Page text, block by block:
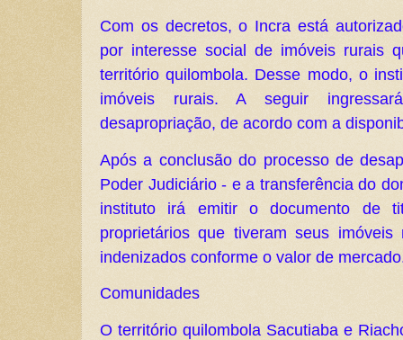
Com os decretos, o Incra está
por interesse social de imóveis rurais
território quilombola. Desse modo, o
imóveis rurais. A seguir
desapropriação, de acordo com a
Após a conclusão do processo de
Poder Judiciário - e a transferência do
instituto irá emitir o documento de
proprietários que tiveram seus imóveis
indenizados conforme o valor de
Comunidades
O território quilombola Sacutiaba e